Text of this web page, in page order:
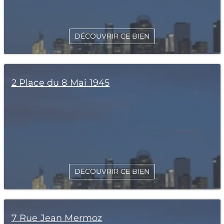
DÉCOUVRIR CE BIEN
2 Place du 8 Mai 1945
DÉCOUVRIR CE BIEN
7 Rue Jean Mermoz